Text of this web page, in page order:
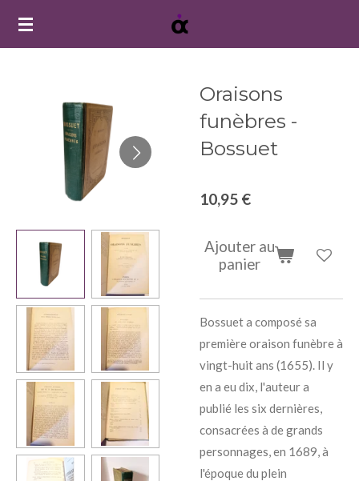
Passer
Oraisons
funèbres -
Bossuet
10,95 €
Ajouter au
panier
Bossuet a composé sa
première oraison funèbre à
vingt-huit ans (1655). Il y
en a eu dix, l'auteur a
publié les six dernières,
consacrées à de grands
personnages, en 1689, à
l'époque du plein